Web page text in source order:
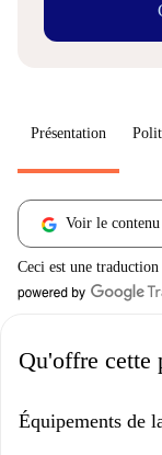
Présentation
Voir le
Ceci est une
Qu'offre cette
Équipements de